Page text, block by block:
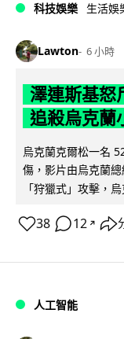
科技娛樂 生活娛
Lawton 6 小時
澤連斯基怒
追殺烏克蘭
烏克蘭克爾松一名
傷，影片由烏克蘭
「狩獵式」攻擊，
38 12 ↗
人工智能